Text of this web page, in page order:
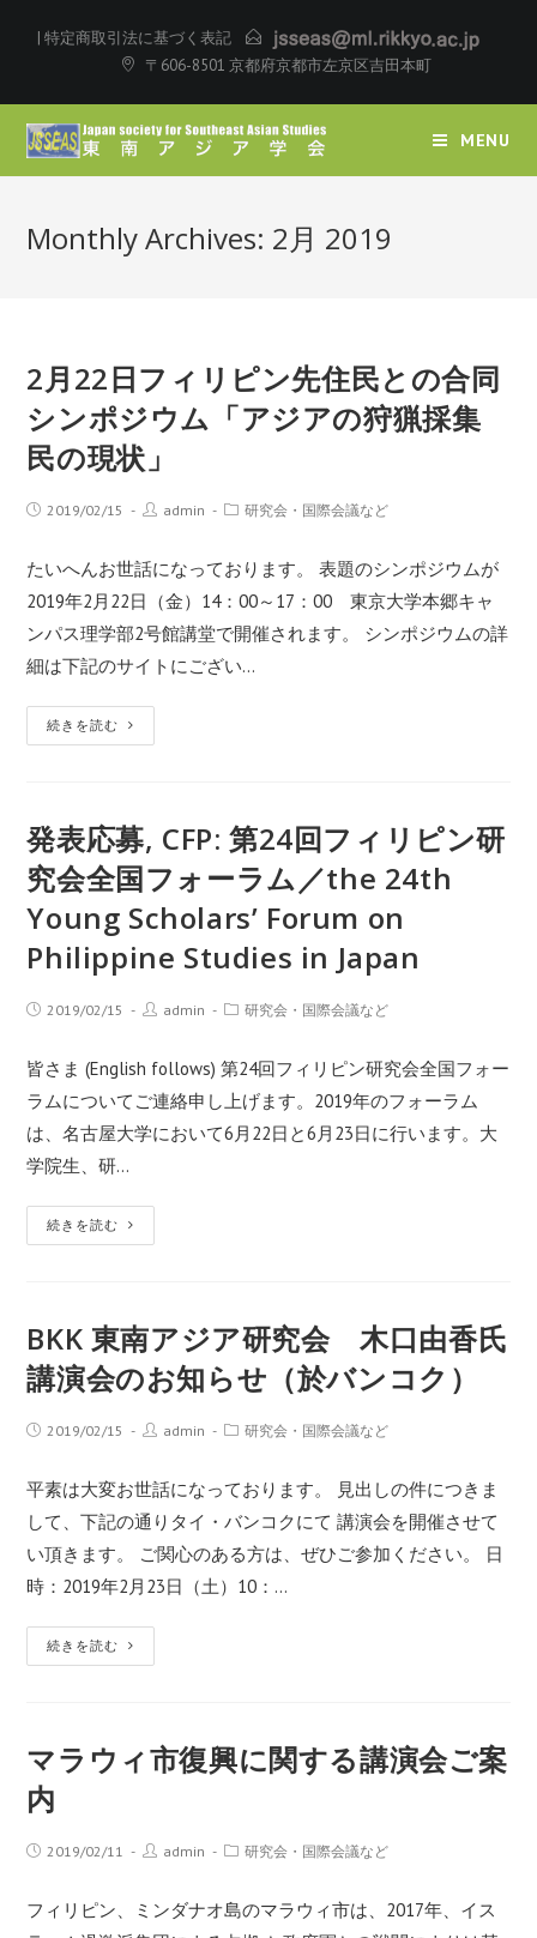
| 特定商取引法に基づく表記
〒606-8501 京都府京都市左京区吉田本町
MENU
Monthly Archives: 2月 2019
2月22日フィリピン先住民との合同
シンポジウム「アジアの狩猟採集
民の現状」
2019/02/15 admin 研究会・国際会議など
たいへんお世話になっております。 表題のシンポジウムが
2019年2月22日（金）14：00～17：00 東京大学本郷キャ
ンパス理学部2号館講堂で開催されます。 シンポジウムの詳
細は下記のサイトにござい…
続きを読む
発表応募, CFP: 第24回フィリピン研
究会全国フォーラム／the 24th
Young Scholars’ Forum on
Philippine Studies in Japan
2019/02/15 admin 研究会・国際会議など
皆さま (English follows) 第24回フィリピン研究会全国フォー
ラムについてご連絡申し上げます。2019年のフォーラム
は、名古屋大学において6月22日と6月23日に行います。大
学院生、研…
続きを読む
BKK 東南アジア研究会 木口由香氏
講演会のお知らせ（於バンコク）
2019/02/15 admin 研究会・国際会議など
平素は大変お世話になっております。 見出しの件につきま
して、下記の通りタイ・バンコクにて 講演会を開催させて
い頂きます。 ご関心のある方は、ぜひご参加ください。 日
時：2019年2月23日（土）10：…
続きを読む
マラウィ市復興に関する講演会ご案
内
2019/02/11 admin 研究会・国際会議など
フィリピン、ミンダナオ島のマラウィ市は、2017年、イス